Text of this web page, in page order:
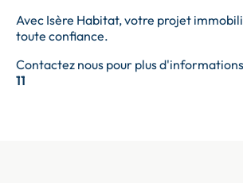
Avec Isère Habitat, votre projet
toute confiance.
Contactez nous pour plus
11